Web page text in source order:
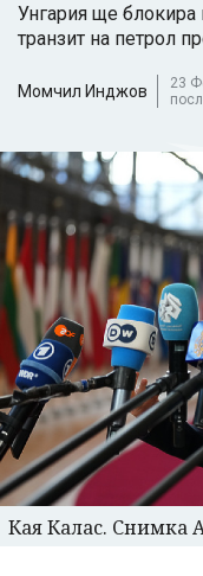
Унгария ще блокира
транзит на петрол
Момчил Инджов
23
Кая Калас. Снимка